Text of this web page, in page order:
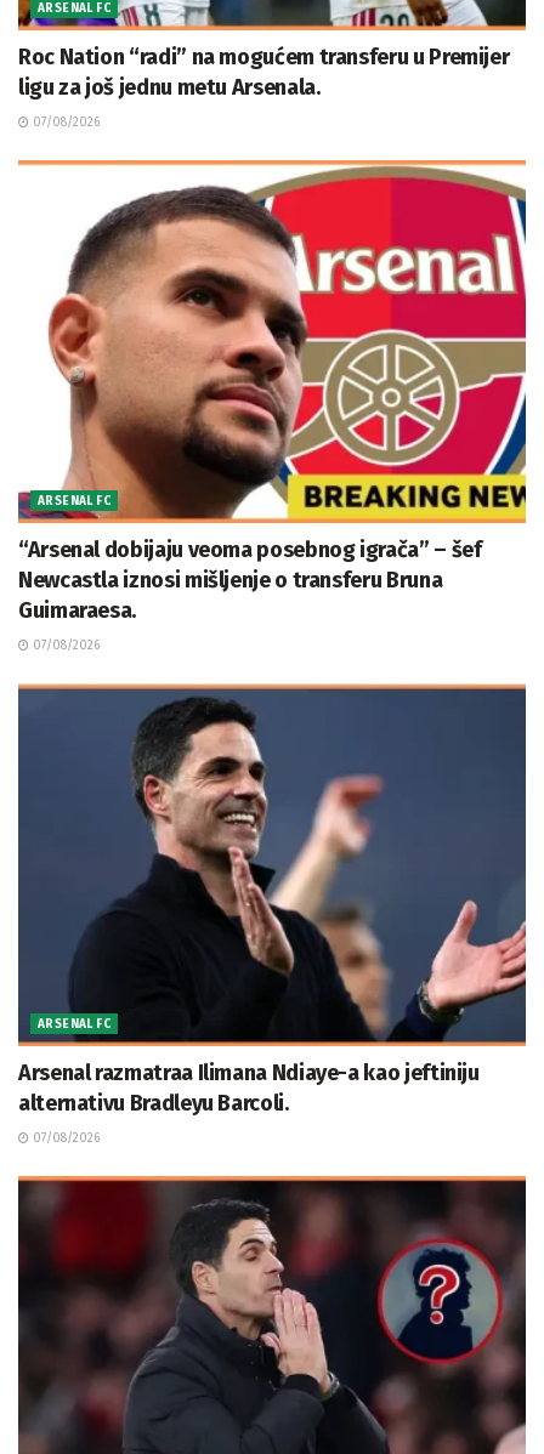
ARSENAL FC
Roc Nation “radi” na mogućem transferu u Premijer
ligu za još jednu metu Arsenala.
07/08/2026
ARSENAL FC
“Arsenal dobijaju veoma posebnog igrača” – šef
Newcastla iznosi mišljenje o transferu Bruna
Guimaraesa.
07/08/2026
ARSENAL FC
Arsenal razmatraa Ilimana Ndiaye-a kao jeftiniju
alternativu Bradleyu Barcoli.
07/08/2026